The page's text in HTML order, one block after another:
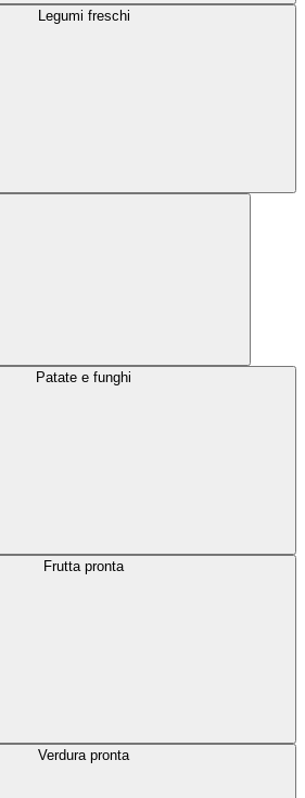
Legumi freschi
Patate e funghi
Frutta pronta
Verdura pronta